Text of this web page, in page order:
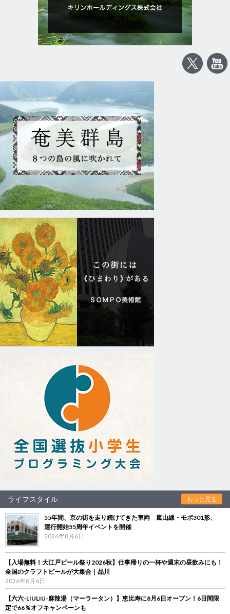
ライフスタイル もっと見る
55年間、京の街を走り続けてきた車両 嵐山線・モボ301形、
運行開始55周年イベントを開催
2026年8月6日
【入場無料！大江戸ビール祭り2026秋】仕事帰りの一杯や週末の昼飲みにも！
全国のクラフトビールが大集合｜品川
2026年8月6日
【六六-LIULIU-麻辣湯（マーラータン）】恵比寿に8月6日オープン！6日間限
定で66％オフキャンペーンも